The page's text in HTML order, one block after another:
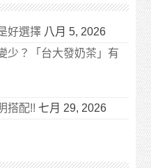
好選擇 八月 5, 2026
少？「台大發奶茶」有
搭配!! 七月 29, 2026